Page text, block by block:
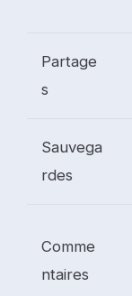
Partage
s
Sauvega
rdes
Comme
ntaires